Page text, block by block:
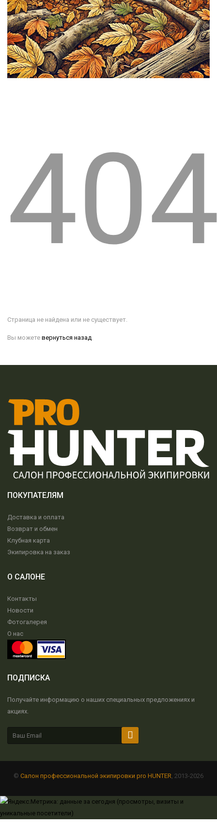
Страница не найдена или не существует.
Вы можете вернуться назад.
ПОКУПАТЕЛЯМ
Доставка и оплата
Возврат и обмен
Клубная карта
Экипировка на заказ
О САЛОНЕ
Контакты
Новости
Фотогалерея
О нас
ПОДПИСКА
Получайте информацию о наших специальных предложениях и
акциях.
© Салон профессиональной экипировки pro HUNTER , 2013-2026